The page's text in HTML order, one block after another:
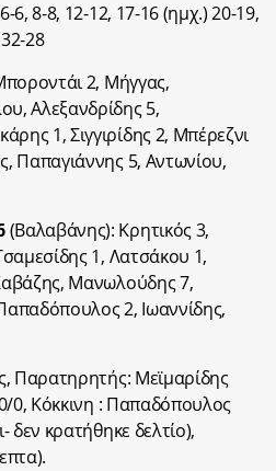
6, 8-8, 12-12, 17-16 (ημχ.) 20-19,
28
2, Μήγγας,
Αλεξανδρίδης 5,
1, Σιγγιρίδης 2, Μπέρεζνι
Παπαγιάννης 5, Αντωνίου,
(Βαλαβάνης): Κρητικός 3,
1, Λατσάκου 1,
Μανωλούδης 7,
2, Ιωαννίδης,
Παρατηρητής: Μεϊμαρίδης
0, Κόκκινη : Παπαδόπουλος
δεν κρατήθηκε δελτίο),